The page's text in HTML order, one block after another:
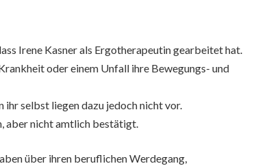
Irene Kasner als Ergotherapeutin gearbeitet hat.
oder einem Unfall ihre Bewegungs- und
selbst liegen dazu jedoch nicht vor.
aber nicht amtlich bestätigt.
über ihren beruflichen Werdegang,